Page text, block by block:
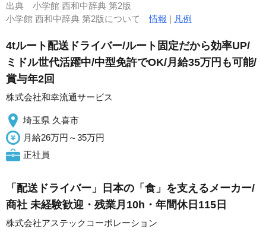
出典 小学館 西和中辞典 第2版
小学館 西和中辞典 第2版について情報 | 凡例
4tルート配送ドライバー/ルート固定だから効率UP/
ミドル世代活躍中/中型免許でOK/月給35万円も可能/
賞与年2回
株式会社和幸流通サービス
埼玉県 久喜市
月給26万円～35万円
正社員
「配送ドライバー」日本の「食」を支えるメーカー/
商社 未経験歓迎・残業月10h・年間休日115日
株式会社アステックコーポレーション